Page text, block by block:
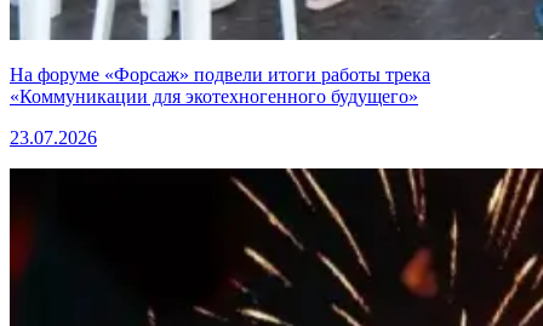
На форуме «Форсаж» подвели итоги работы трека
«Коммуникации для экотехногенного будущего»
23.07.2026